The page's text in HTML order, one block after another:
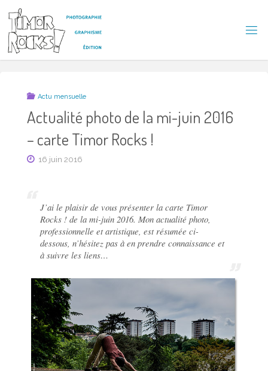
content
IM
C
!
Actu mensuelle
Actualité photo de la mi-juin 2016
– carte Timor Rocks !
16 juin 2016
J’ai le plaisir de vous présenter la carte Timor
Rocks ! de la mi-juin 2016. Mon actualité photo,
professionnelle et artistique, est résumée ci-
dessous, n’hésitez pas à en prendre connaissance et
à suivre les liens…